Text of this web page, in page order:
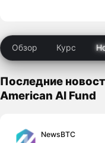
Обзор Курс
Последние
American AI Fund
NewsBTC